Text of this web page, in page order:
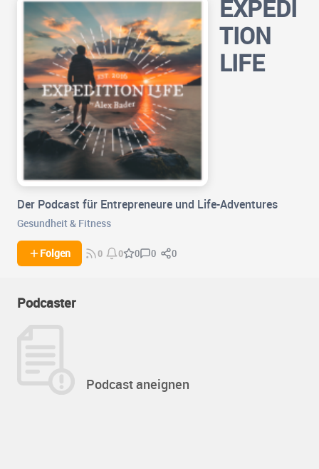
EXPEDI
TION
LIFE
Der Podcast für Entrepreneure und Life-Adventures
Gesundheit & Fitness
Folgen 0 0 0 0 0
Podcaster
Podcast aneignen